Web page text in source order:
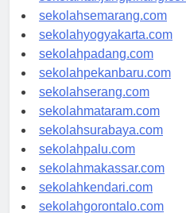
sekolahtanjungpinang.com
sekolahsemarang.com
sekolahyogyakarta.com
sekolahpadang.com
sekolahpekanbaru.com
sekolahserang.com
sekolahmataram.com
sekolahsurabaya.com
sekolahpalu.com
sekolahmakassar.com
sekolahkendari.com